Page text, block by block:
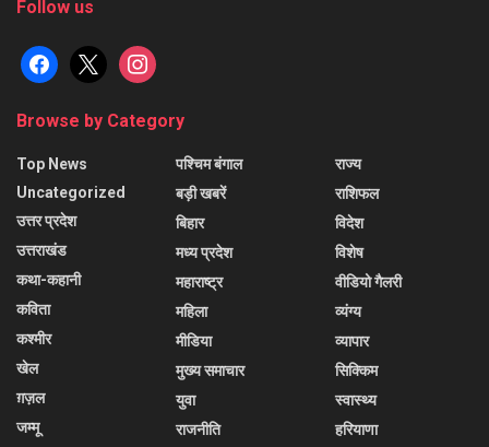
Follow us
facebook
x instagram
Browse by Category
Top News
Uncategorized
उत्तर प्रदेश
उत्तराखंड
कथा-कहानी
कविता
कश्मीर
खेल
ग़ज़ल
जम्मू
पश्चिम बंगाल
बड़ी खबरें
बिहार
मध्य प्रदेश
महाराष्ट्र
महिला
मीडिया
मुख्य समाचार
युवा
राजनीति
राज्य
राशिफल
विदेश
विशेष
वीडियो गैलरी
व्यंग्य
व्यापार
सिक्किम
स्वास्थ्य
हरियाणा